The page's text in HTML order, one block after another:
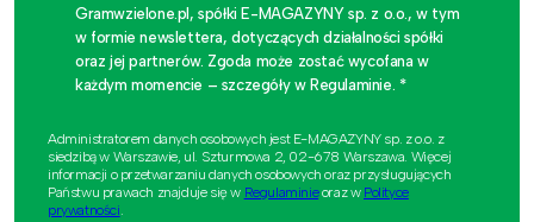
Gramwzielone.pl, spółki E-MAGAZYNY sp. z o.o., w tym
w formie newslettera, dotyczących działalności spółki
oraz jej partnerów. Zgoda może zostać wycofana w
każdym momencie – szczegóły w Regulaminie. *
Administratorem danych osobowych jest E-MAGAZYNY sp. z o.o. z
siedzibą w Warszawie, ul. Szturmowa 2, 02-678 Warszawa. Więcej
informacji o przetwarzaniu danych osobowych oraz przysługujących
Państwu prawach znajduje się w Regulaminieoraz w Polityce
prywatności.